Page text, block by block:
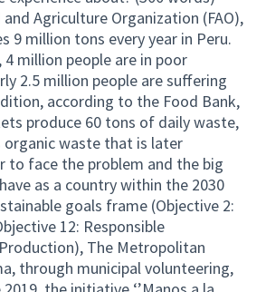
Agriculture Organization (FAO),
9 million tons every year in Peru.
million people are in poor
2.5 million people are suffering
according to the Food Bank,
produce 60 tons of daily waste,
waste that is later
to face the problem and the big
as a country within the 2030
goals frame (Objective 2:
12: Responsible
The Metropolitan
through municipal volunteering,